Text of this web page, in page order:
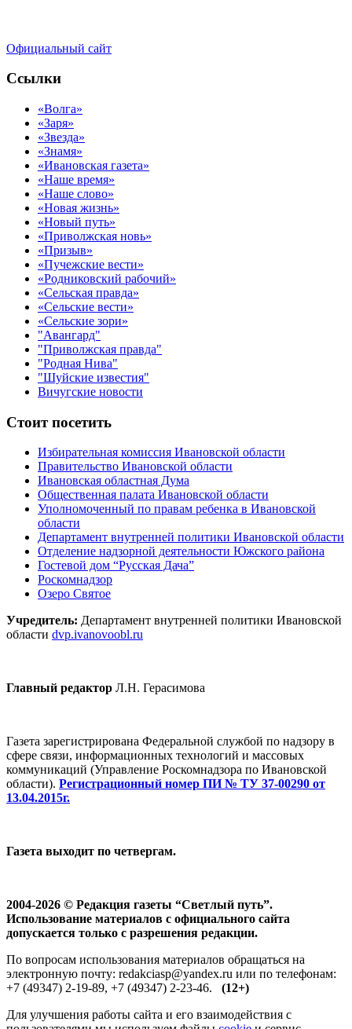
Официальный сайт
Ссылки
«Волга»
«Заря»
«Звезда»
«Знамя»
«Ивановская газета»
«Наше время»
«Наше слово»
«Новая жизнь»
«Новый путь»
«Приволжская новь»
«Призыв»
«Пучежские вести»
«Родниковский рабочий»
«Сельская правда»
«Сельские вести»
«Сельские зори»
"Авангард"
"Приволжская правда"
"Родная Нива"
"Шуйские известия"
Вичугские новости
Стоит посетить
Избирательная комиссия Ивановской области
Правительство Ивановской области
Ивановская областная Дума
Общественная палата Ивановской области
Уполномоченный по правам ребенка в Ивановской
области
Департамент внутренней политики Ивановской области
Отделение надзорной деятельности Южского района
Гостевой дом “Русская Дача”
Роскомнадзор
Озеро Святое
Учредитель: Департамент внутренней политики Ивановской
области dvp.ivanovoobl.ru
Главный редактор Л.Н. Герасимова
Газета зарегистрирована Федеральной службой по надзору в
сфере связи, информационных технологий и массовых
коммуникаций (Управление Роскомнадзора по Ивановской
области). Регистрационный номер ПИ № ТУ 37-00290 от
13.04.2015г.
Газета выходит по четвергам.
2004-2026 © Редакция газеты “Светлый путь”.
Использование материалов с официального сайта
допускается только с разрешения редакции.
По вопросам использования материалов обращаться на
электронную почту: redakciasp@yandex.ru или по телефонам:
+7 (49347) 2-19-89, +7 (49347) 2-23-46. (12+)
Для улучшения работы сайта и его взаимодействия с